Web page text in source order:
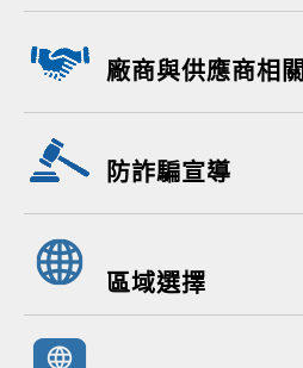
廠商與供應商相關
防詐騙宣導
區域選擇